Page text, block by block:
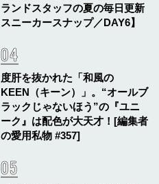
ランドスタッフの夏の毎日更新
スニーカースナップ／DAY6】
度肝を抜かれた「和風の
KEEN（キーン）」。“オールブ
ラックじゃないほう”の『ユニ
ーク』は配色が大天才！[編集者
の愛用私物 #357]